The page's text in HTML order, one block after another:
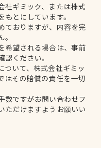
社ギミック、または株式
とにしています。
ておりますが、内容を完
希望される場合は、事前
ください。
ついて、株式会社ギミッ
はその賠償の責任を一切
数ですがお問い合わせフ
ただけますようお願いい